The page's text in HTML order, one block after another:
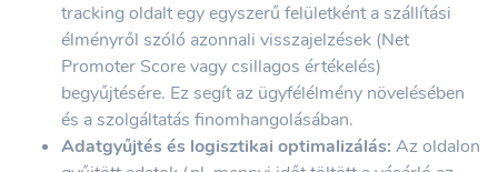
tracking oldalt egy egyszerű felületként a szállítási
élményről szóló azonnali visszajelzések (Net
Promoter Score vagy csillagos értékelés)
begyűjtésére. Ez segít az ügyfélélmény növelésében
és a szolgáltatás finomhangolásában.
Adatgyűjtés és logisztikai optimalizálás: Az oldalon